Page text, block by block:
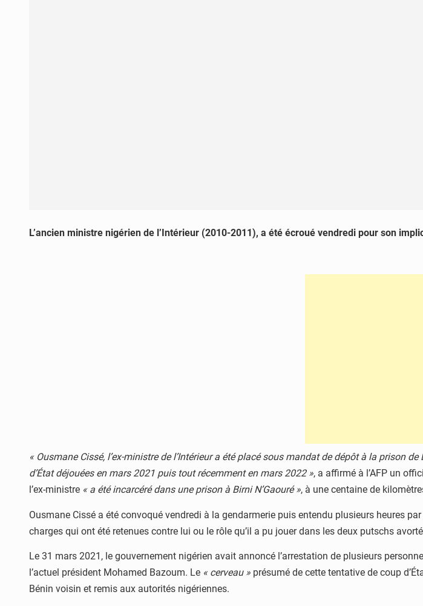
L’ancien ministre nigérien de l’Intérieur (2010-2011), a été écroué vendredi pour son
« Ousmane Cissé, l’ex-ministre de l’Intérieur a été placé sous mandat de dépôt à la prison
d’État déjouées en mars 2021 puis tout récemment en mars 2022 », a affirmé à l’AFP un
l’ex-ministre « a été incarcéré dans une prison à Birni N’Gaouré », à une centaine de
Ousmane Cissé a été convoqué vendredi à la gendarmerie puis entendu plusieurs heures
charges qui ont été retenues contre lui ou le rôle qu’il a pu jouer dans les deux putschs
Le 31 mars 2021, le gouvernement nigérien avait annoncé l’arrestation de plusieurs
l’actuel président Mohamed Bazoum. Le « cerveau » présumé de cette tentative de coup
Bénin voisin et remis aux autorités nigériennes.